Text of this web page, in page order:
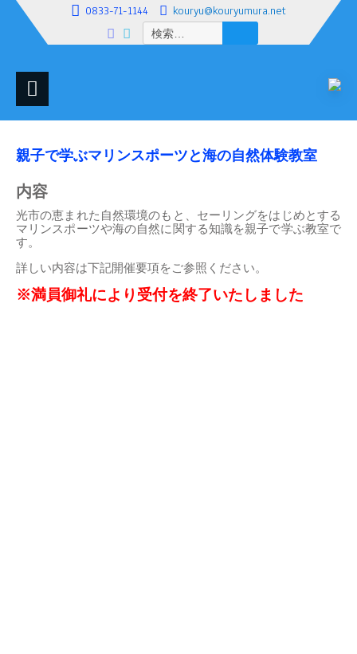
0833-71-1144
kouryu@kouryumura.net
検
索:
親子で学ぶマリンスポーツと海の自然体験教室
内容
光市の恵まれた自然環境のもと、セーリングをはじめとする
マリンスポーツや海の自然に関する知識を親子で学ぶ教室で
す。
詳しい内容は下記開催要項をご参照ください。
※満員御礼により受付を終了いたしました